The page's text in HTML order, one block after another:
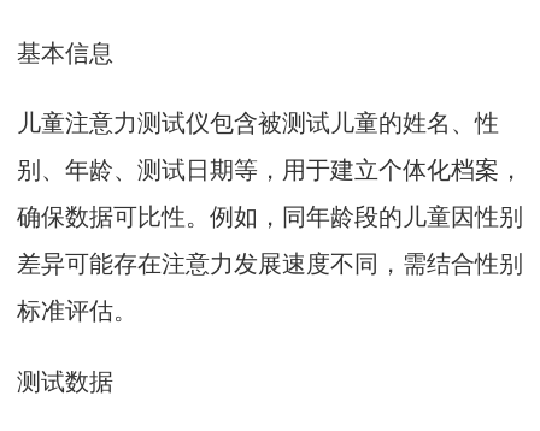
基本信息
儿童注意力测试仪包含被测试儿童的姓名、性
别、年龄、测试日期等，用于建立个体化档案，
确保数据可比性。例如，同年龄段的儿童因性别
差异可能存在注意力发展速度不同，需结合性别
标准评估。
测试数据